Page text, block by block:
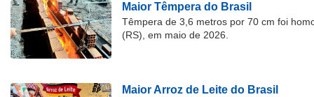
Maior Têmpera do Brasil
Têmpera de 3,6 metros por 70 cm foi
(RS), em maio de 2026.
Maior Arroz de Leite do Brasil